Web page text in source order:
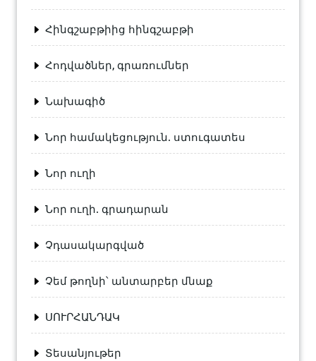
Հինգշաբթիից հինգշաբթի
Հոդվածներ, գրառումներ
Նախագիծ
Նոր համակեցություն. ստուգատես
Նոր ուղի
Նոր ուղի. գրադարան
Չդասակարգված
Չեմ թողնի՝ անտարբեր մնաք
ՍՈՒՐՀԱՆԴԱԿ
Տեսանյութեր